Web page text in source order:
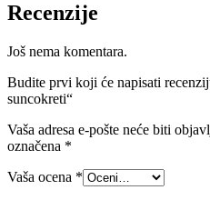
Recenzije
Još nema komentara.
Budite prvi koji će napisati
suncokreti“
Vaša adresa e-pošte neće biti
označena *
Vaša ocena *